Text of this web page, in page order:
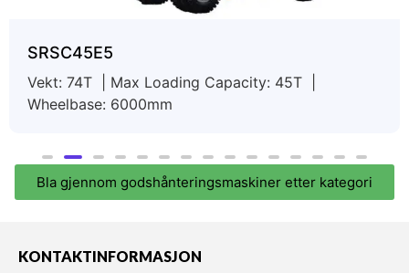
SRSC45E5
Vekt: 74T | Max Loading Capacity: 45T |
Wheelbase: 6000mm
Bla gjennom godshånteringsmaskiner etter kategori
KONTAKTINFORMASJON